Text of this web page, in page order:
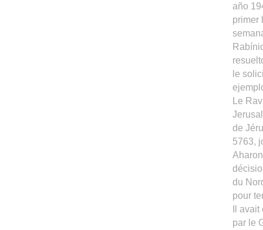
año
primer
le
Le
de
5763,
du
pour
Il avait
par le